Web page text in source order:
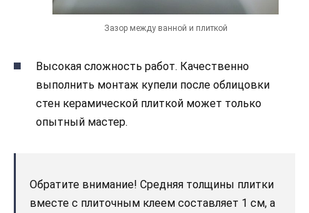
Зазор между ванной и плиткой
Высокая сложность работ. Качественно
выполнить монтаж купели после облицовки
стен керамической плиткой может только
опытный мастер.
Обратите внимание! Средняя толщины плитки
вместе с плиточным клеем составляет 1 см, а